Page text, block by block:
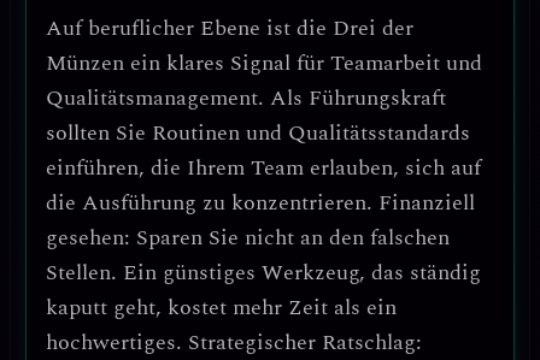
Auf beruflicher Ebene ist die Drei der
Münzen ein klares Signal für Teamarbeit und
Qualitätsmanagement. Als Führungskraft
sollten Sie Routinen und Qualitätsstandards
einführen, die Ihrem Team erlauben, sich auf
die Ausführung zu konzentrieren. Finanziell
gesehen: Sparen Sie nicht an den falschen
Stellen. Ein günstiges Werkzeug, das ständig
kaputt geht, kostet mehr Zeit als ein
hochwertiges. Strategischer Ratschlag: